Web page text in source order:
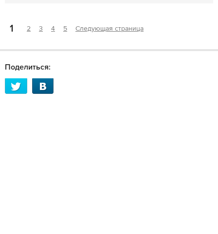
1 2 3 4 5 Следующая страница
Поделиться: